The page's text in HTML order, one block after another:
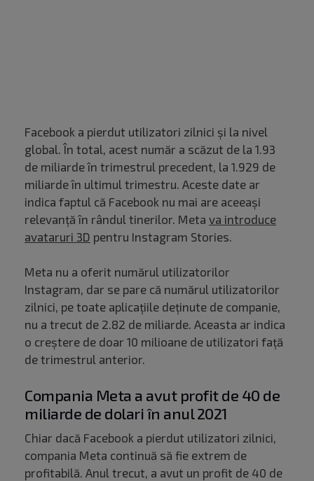
Facebook a pierdut utilizatori zilnici și la nivel
global. În total, acest număr a scăzut de la 1.93
de miliarde în trimestrul precedent, la 1.929 de
miliarde în ultimul trimestru. Aceste date ar
indica faptul că Facebook nu mai are aceeași
relevanță în rândul tinerilor. Meta va introduce
avataruri 3D pentru Instagram Stories.
Meta nu a oferit numărul utilizatorilor
Instagram, dar se pare că numărul utilizatorilor
zilnici, pe toate aplicațiile deținute de companie,
nu a trecut de 2.82 de miliarde. Aceasta ar indica
o creștere de doar 10 milioane de utilizatori față
de trimestrul anterior.
Compania Meta a avut profit de 40 de
miliarde de dolari în anul 2021
Chiar dacă Facebook a pierdut utilizatori zilnici,
compania Meta continuă să fie extrem de
profitabilă. Anul trecut, a avut un profit de 40 de